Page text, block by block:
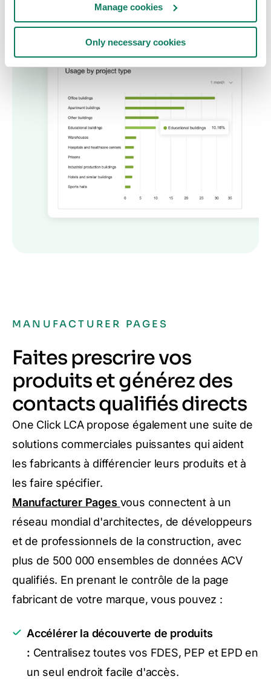
Manage cookies
Only necessary cookies
MANUFACTURER PAGES
Faites prescrire vos
produits et générez des
contacts qualifiés directs
One Click LCA propose également une suite de
solutions commerciales puissantes qui aident
les fabricants à différencier leurs produits et à
les faire spécifier.
Manufacturer Pages vous connectent à un
réseau mondial d'architectes, de développeurs
et de professionnels de la construction, avec
plus de 500 000 ensembles de données ACV
qualifiés. En prenant le contrôle de la page
fabricant de votre marque, vous pouvez :
Accélérer la découverte de produits
: Centralisez toutes vos FDES, PEP et EPD en
un seul endroit facile d'accès.